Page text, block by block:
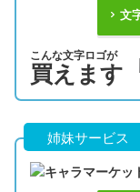
文
こんな文字ロゴが
買えます
姉妹サービス